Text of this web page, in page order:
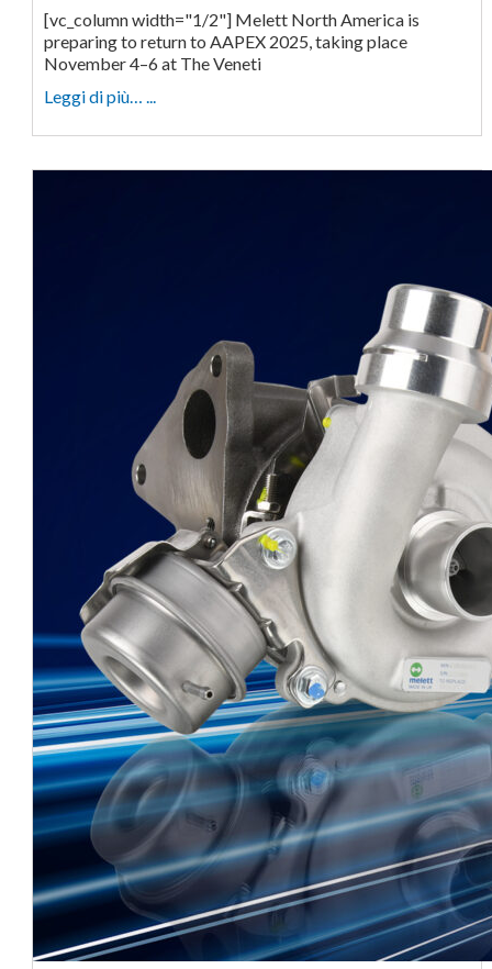
[vc_column width="1/2"] Melett North America is
preparing to return to AAPEX 2025, taking place
November 4–6 at The Veneti
Leggi di più… ...